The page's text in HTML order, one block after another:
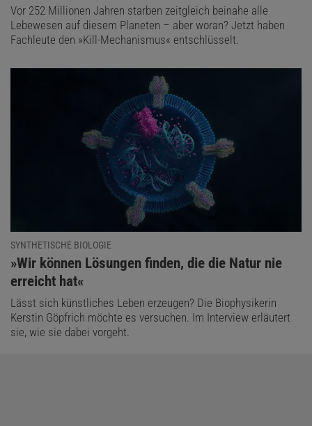
Vor 252 Millionen Jahren starben zeitgleich beinahe alle
Lebewesen auf diesem Planeten – aber woran? Jetzt haben
Fachleute den »Kill-Mechanismus« entschlüsselt.
SYNTHETISCHE BIOLOGIE
:
»Wir können Lösungen finden, die die Natur nie
erreicht hat«
Lässt sich künstliches Leben erzeugen? Die Biophysikerin
Kerstin Göpfrich möchte es versuchen. Im Interview erläutert
sie, wie sie dabei vorgeht.